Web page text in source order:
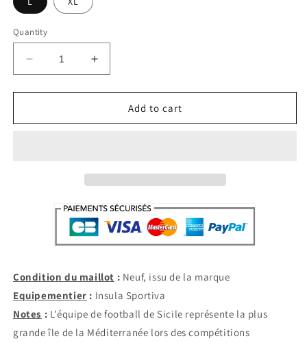
Quantity
Decrease
quantity
for
Third
Increase
quantity
for
Third
Add to cart
Condition du maillot : Neuf, issu de la marque
Equipementier : Insula Sportiva
Notes : L’équipe de football de Sicile représente la plus
grande île de la Méditerranée lors des compétitions